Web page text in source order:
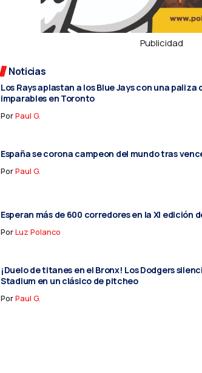
Publicidad
Noticias
Los Rays aplastan a los Blue Jays con una paliza
imparables en Toronto
PorPaul G.
España se corona campeon del mundo tras
PorPaul G.
Esperan más de 600 corredores en la XI edición
PorLuz Polanco
¡Duelo de titanes en el Bronx! Los Dodgers
Stadium en un clásico de pitcheo
PorPaul G.